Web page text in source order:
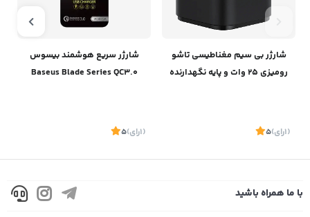
شارژر بی سیم مغناطیسی تاشو
رومیزی 25 وات و پایه نگهدارنده
Wireless Charger 25W BS-
(1 رای)
5
شارژر سریع هوشمند بیسوس
Baseus Blade Series QC3.0
(1 رای)
5
با ما همراه باشید